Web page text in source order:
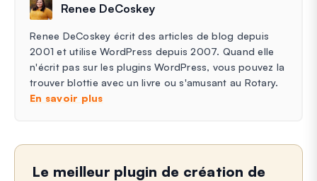
Renee DeCoskey
Renee DeCoskey écrit des articles de blog depuis
2001 et utilise WordPress depuis 2007. Quand elle
n'écrit pas sur les plugins WordPress, vous pouvez la
trouver blottie avec un livre ou s'amusant au Rotary.
En savoir plus
Le meilleur plugin de création de